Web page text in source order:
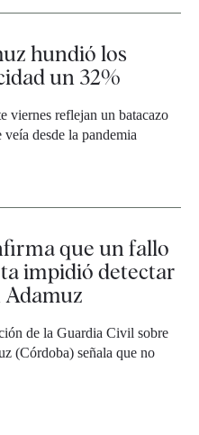
hundió los
un 32%
viernes reflejan un batacazo
desde la pandemia
que un fallo
impidió detectar
Adamuz
de la Guardia Civil sobre
(Córdoba) señala que no